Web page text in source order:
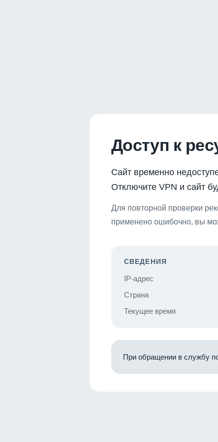
Доступ к
Сайт временно
Отключите VPN и сайт
Для повторной проверки
применено ошибочно, вы
СВЕДЕНИЯ
IP-адрес
Страна
Текущее время
При обращении в службу